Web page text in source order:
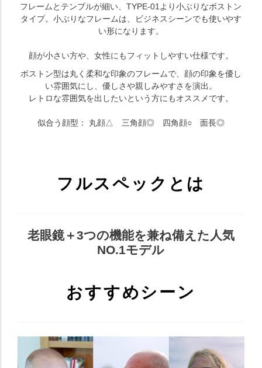
フレームとテンプルが細い、TYPE-01より小ぶりなボストン
タイプ。小ぶりなフレームは、ビジネスシーンでも使いやす
い形になります。
顔が小さい方や、女性にもフィットしやすい仕様です。
ボストン型は丸く柔和な印象のフレームで、顔の印象を優し
い雰囲気にし、優しさや親しみやすさを演出。
レトロな雰囲気を出したいという方にもオススメです。
似合う顔型： 丸顔△ 三角顔◎ 四角顔○ 面長◎
フルスペックとは
老眼鏡＋3つの機能を兼ね備えた人気
NO.1モデル
おすすめシーン